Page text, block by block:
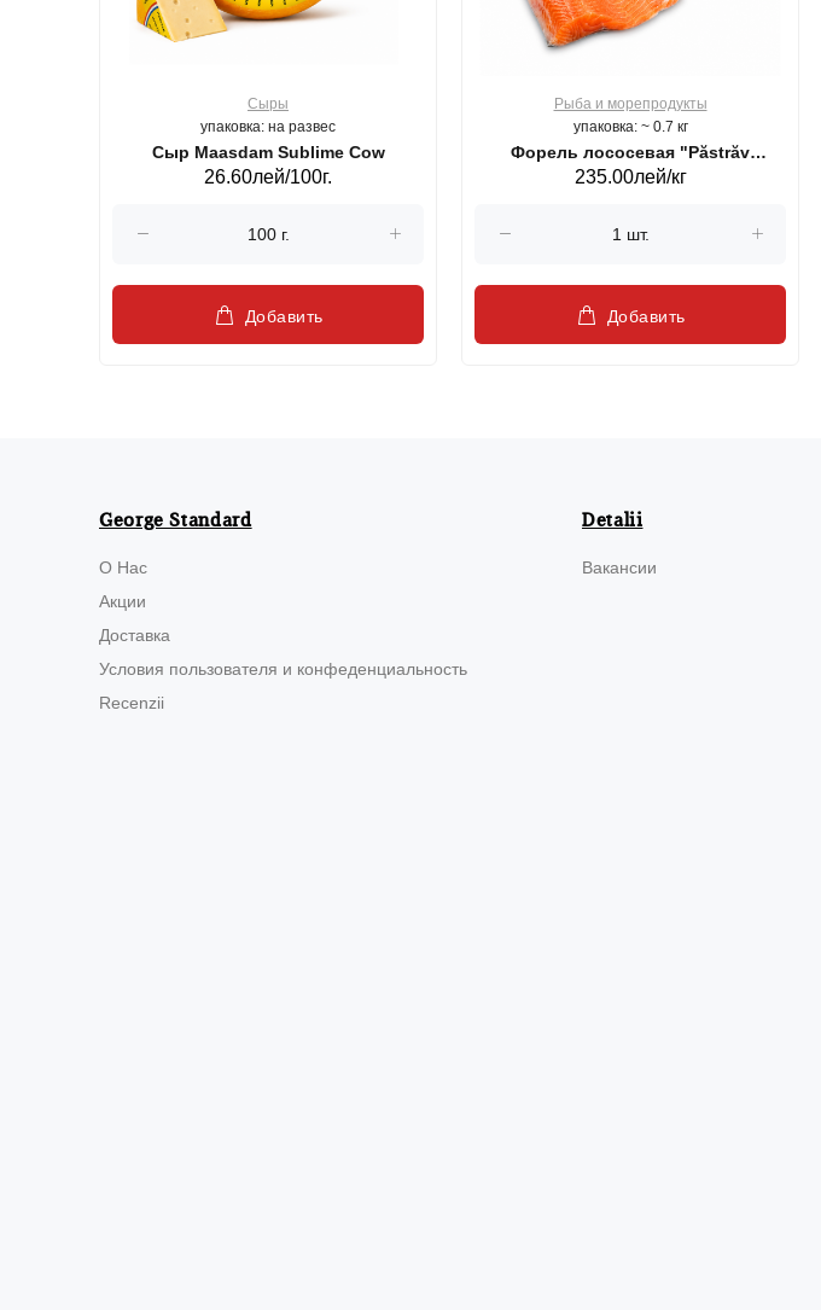
Сыры
упаковка: на развес
Сыр Maasdam Sublime Cow
26.60лей/100г.
Добавить
Рыба и морепродукты
упаковка: ~ 0.7 кг
Форель лососевая "Păstrăv
Moldovenesc"
235.00лей/кг
Добавить
George Standard
О Нас
Акции
Доставка
Условия пользователя и конфеденциальность
Recenzii
Detalii
Вакансии